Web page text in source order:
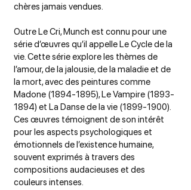
chères jamais vendues.
Outre Le Cri, Munch est connu pour une
série d’œuvres qu’il appelle Le Cycle de la
vie. Cette série explore les thèmes de
l’amour, de la jalousie, de la maladie et de
la mort, avec des peintures comme
Madone (1894-1895), Le Vampire (1893-
1894) et La Danse de la vie (1899-1900).
Ces œuvres témoignent de son intérêt
pour les aspects psychologiques et
émotionnels de l’existence humaine,
souvent exprimés à travers des
compositions audacieuses et des
couleurs intenses.